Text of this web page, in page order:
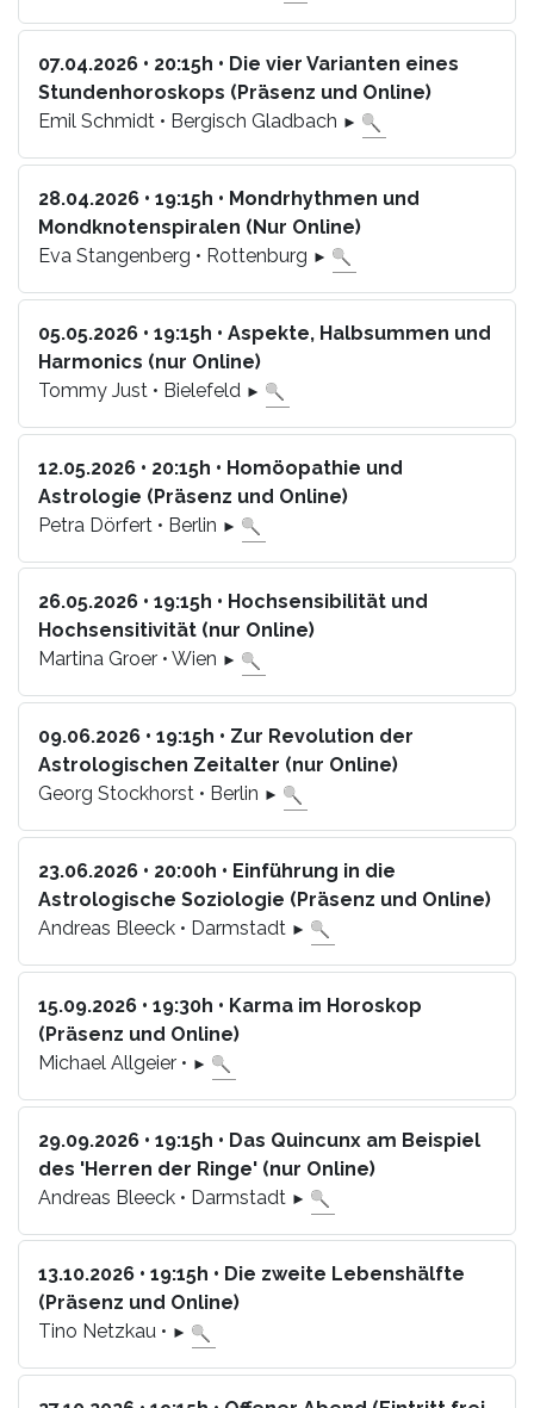
07.04.2026 • 20:15h • Die vier Varianten eines
Stundenhoroskops (Präsenz und Online)
Emil Schmidt • Bergisch Gladbach ►
28.04.2026 • 19:15h • Mondrhythmen und
Mondknotenspiralen (Nur Online)
Eva Stangenberg • Rottenburg ►
05.05.2026 • 19:15h • Aspekte, Halbsummen und
Harmonics (nur Online)
Tommy Just • Bielefeld ►
12.05.2026 • 20:15h • Homöopathie und
Astrologie (Präsenz und Online)
Petra Dörfert • Berlin ►
26.05.2026 • 19:15h • Hochsensibilität und
Hochsensitivität (nur Online)
Martina Groer • Wien ►
09.06.2026 • 19:15h • Zur Revolution der
Astrologischen Zeitalter (nur Online)
Georg Stockhorst • Berlin ►
23.06.2026 • 20:00h • Einführung in die
Astrologische Soziologie (Präsenz und Online)
Andreas Bleeck • Darmstadt ►
15.09.2026 • 19:30h • Karma im Horoskop
(Präsenz und Online)
Michael Allgeier • ►
29.09.2026 • 19:15h • Das Quincunx am Beispiel
des 'Herren der Ringe' (nur Online)
Andreas Bleeck • Darmstadt ►
13.10.2026 • 19:15h • Die zweite Lebenshälfte
(Präsenz und Online)
Tino Netzkau • ►